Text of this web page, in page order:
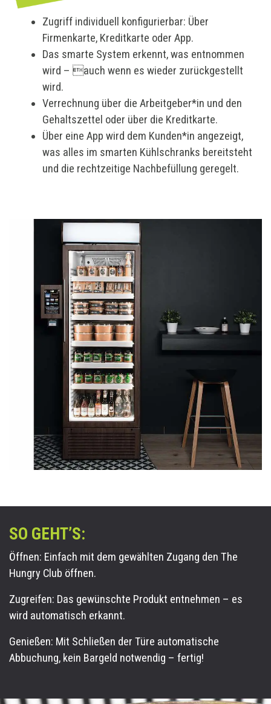
Zugriff individuell konfigurierbar: Über
Firmenkarte, Kreditkarte oder App.
Das smarte System erkennt, was entnommen
wird – auch wenn es wieder zurückgestellt
wird.
Verrechnung über die Arbeitgeber*in und den
Gehaltszettel oder über die Kreditkarte.
Über eine App wird dem Kunden*in angezeigt,
was alles im smarten Kühlschranks bereitsteht
und die rechtzeitige Nachbefüllung geregelt.
SO GEHT’S:
Öffnen: Einfach mit dem gewählten Zugang den The
Hungry Club öffnen.
Zugreifen: Das gewünschte Produkt entnehmen – es
wird automatisch erkannt.
Genießen: Mit Schließen der Türe automatische
Abbuchung, kein Bargeld notwendig – fertig!